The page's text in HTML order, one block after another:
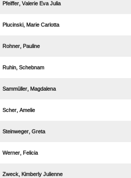
   
  
 
 
 
 
 
 
  